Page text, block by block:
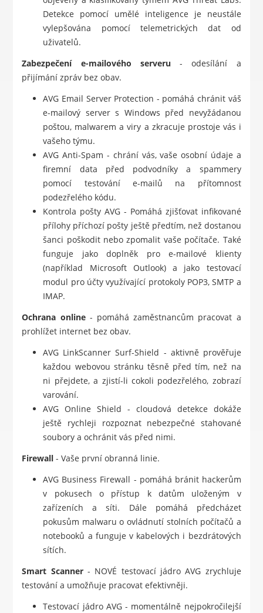
Detekce pomocí umělé inteligence je neustále
vylepšována pomocí telemetrických dat od
uživatelů.
Zabezpečení e-mailového serveru - odesílání a
přijímání zpráv bez obav.
AVG Email Server Protection - pomáhá chránit váš
e-mailový server s Windows před nevyžádanou
poštou, malwarem a viry a zkracuje prostoje vás i
vašeho týmu.
AVG Anti-Spam - chrání vás, vaše osobní údaje a
firemní data před podvodníky a spammery
pomocí testování e-mailů na přítomnost
podezřelého kódu.
Kontrola pošty AVG - Pomáhá zjišťovat infikované
přílohy příchozí pošty ještě předtím, než dostanou
šanci poškodit nebo zpomalit vaše počítače. Také
funguje jako doplněk pro e-mailové klienty
(například Microsoft Outlook) a jako testovací
modul pro účty využívající protokoly POP3, SMTP a
IMAP.
Ochrana online- pomáhá zaměstnancům pracovat a
prohlížet internet bez obav.
AVG LinkScanner Surf-Shield - aktivně prověřuje
každou webovou stránku těsně před tím, než na
ni přejdete, a zjistí-li cokoli podezřelého, zobrazí
varování.
AVG Online Shield - cloudová detekce dokáže
ještě rychleji rozpoznat nebezpečné stahované
soubory a ochránit vás před nimi.
Firewall - Vaše první obranná linie.
AVG Business Firewall - pomáhá bránit hackerům
v pokusech o přístup k datům uloženým v
zařízeních a síti. Dále pomáhá předcházet
pokusům malwaru o ovládnutí stolních počítačů a
notebooků a funguje v kabelových i bezdrátových
sítích.
Smart Scanner- NOVÉ testovací jádro AVG zrychluje
testování a umožňuje pracovat efektivněji.
Testovací jádro AVG - momentálně nejpokročilejší